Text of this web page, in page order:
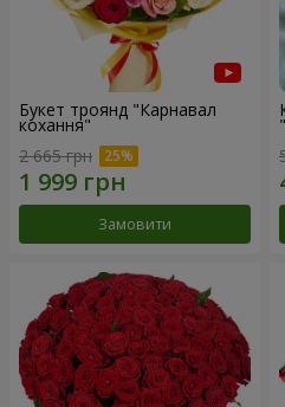
Букет троянд "Карнавал
кохання"
2 665 грн
Замовити